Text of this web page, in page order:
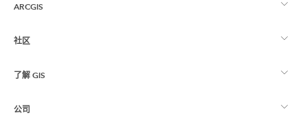
ARCGIS
ArcGIS 概览
制图
社区
Esri 社区
ArcGIS 博客
了解 GIS
什么是 GIS？
公司